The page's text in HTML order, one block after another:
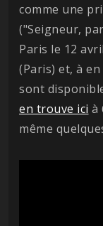
comme une
("Seigneur,
Paris le 12
(Paris) et, à
sont
en trouve ici à
même